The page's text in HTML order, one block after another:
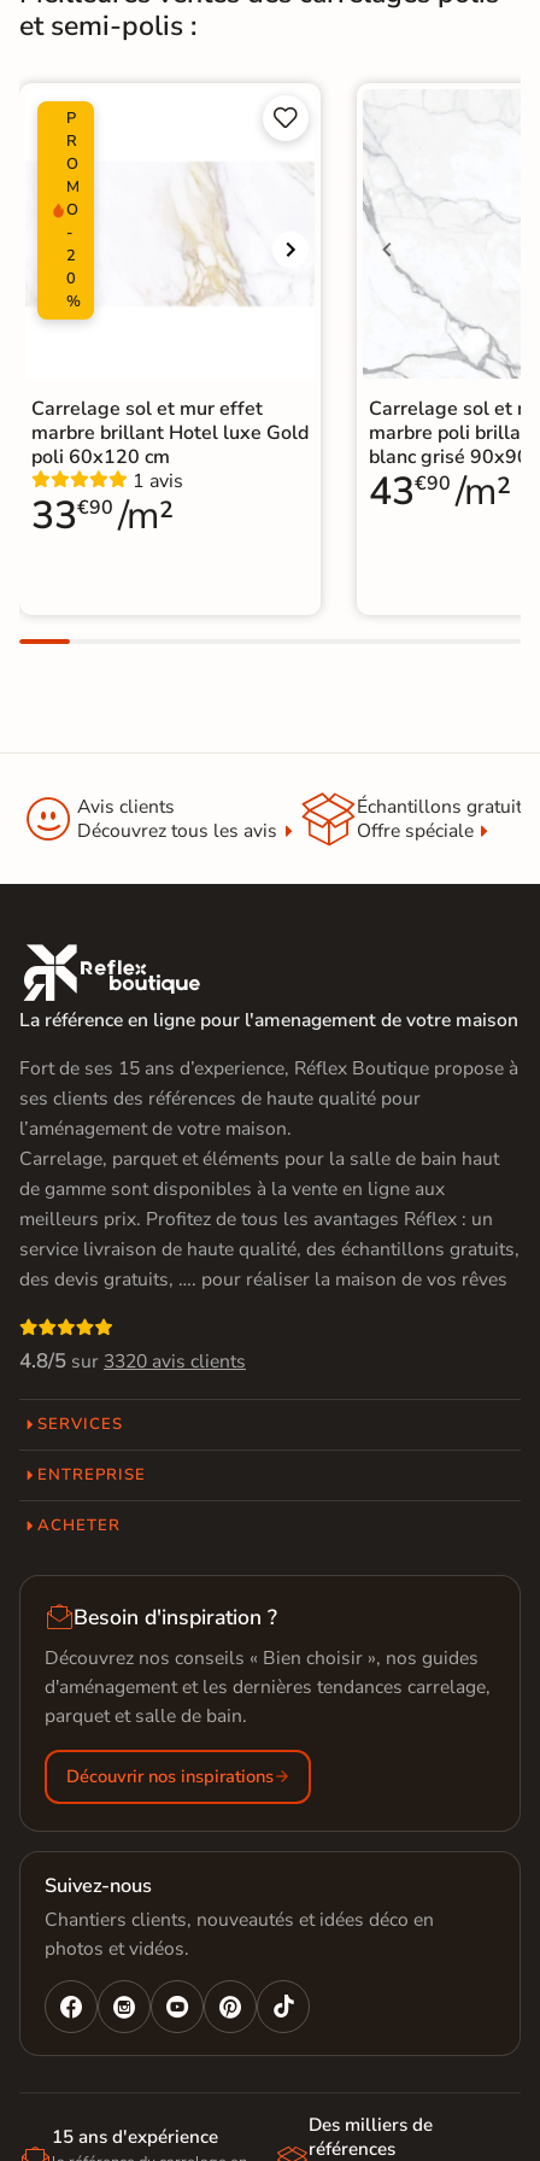
Normes
Catégories
Carrelage poli brillant
Carrelage grand format et XXL
Carrelage marbre
Carrelage 120x120
Carrelage Beige
Carrelage sol cuisine|
Carrelage salon moderne
Carrelage Chambre
Carrelage WC
et semi-polis :
P
R
O
M
O
-
2
0
%


Carrelage sol et mur effet
marbre brillant Hotel luxe Gold
poli 60x120 cm
1 avis
33€90 /m²
Carrelage sol et
marbre poli
blanc grisé 90x90
43€90 /m²
 Avis clients
Découvrez tous les avis
Échantillons gratuit
Offre spéciale

La référence en ligne pour l'amenagement de votre maison
Fort de ses 15 ans d’experience, Réflex Boutique propose à
ses clients des références de haute qualité pour
l’aménagement de votre maison.
Carrelage, parquet et éléments pour la salle de bain haut
de gamme sont disponibles à la vente en ligne aux
meilleurs prix. Profitez de tous les avantages Réflex : un
service livraison de haute qualité, des échantillons gratuits,
des devis gratuits, …. pour réaliser la maison de vos rêves

4.8/5 sur 3320 avis clients
SERVICES
ENTREPRISE
ACHETER
Besoin d'inspiration ?
Découvrez nos conseils « Bien choisir », nos guides
d'aménagement et les dernières tendances carrelage,
parquet et salle de bain.
Découvrir nos inspirations
Suivez-nous
Chantiers clients, nouveautés et idées déco en
photos et vidéos.
   
15 ans d'expérience
Des milliers de
références